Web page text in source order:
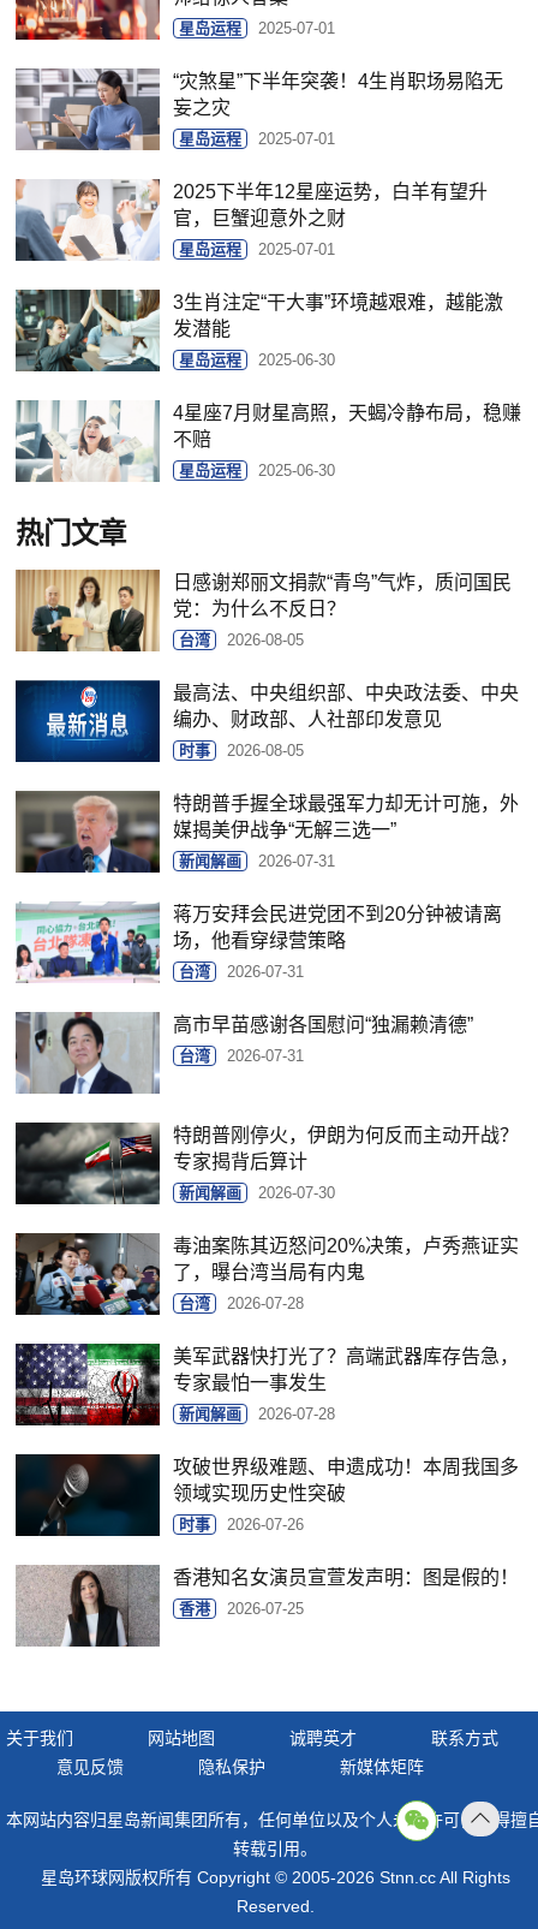
星岛运程 2025-07-01
“灾煞星”下半年突袭！4生肖职场易陷无
妄之灾
星岛运程 2025-07-01
2025下半年12星座运势，白羊有望升
官，巨蟹迎意外之财
星岛运程 2025-07-01
3生肖注定“干大事”环境越艰难，越能激
发潜能
星岛运程 2025-06-30
4星座7月财星高照，天蝎冷静布局，稳赚
不赔
星岛运程 2025-06-30
热门文章
日感谢郑丽文捐款“青鸟”气炸，质问国民
党：为什么不反日？
台湾 2026-08-05
最高法、中央组织部、中央政法委、中央
编办、财政部、人社部印发意见
时事 2026-08-05
特朗普手握全球最强军力却无计可施，外
媒揭美伊战争“无解三选一”
新闻解画 2026-07-31
蒋万安拜会民进党团不到20分钟被请离
场，他看穿绿营策略
台湾 2026-07-31
高市早苗感谢各国慰问“独漏赖清德”
台湾 2026-07-31
特朗普刚停火，伊朗为何反而主动开战？
专家揭背后算计
新闻解画 2026-07-30
毒油案陈其迈怒问20%决策，卢秀燕证实
了，曝台湾当局有内鬼
台湾 2026-07-28
美军武器快打光了？高端武器库存告急，
专家最怕一事发生
新闻解画 2026-07-28
攻破世界级难题、申遗成功！本周我国多
领域实现历史性突破
时事 2026-07-26
香港知名女演员宣萱发声明：图是假的！
香港 2026-07-25
关于我们 网站地图 诚聘英才
联系方式
意见反馈
隐私保护 新媒体矩阵
本网站内容归星岛新闻集团所有，任何单位以及个人未经许可，不得擅
转载引用。
星岛环球网版权所有 Copyright © 2005-2026 Stnn.cc All Rights
Reserved.
顶部